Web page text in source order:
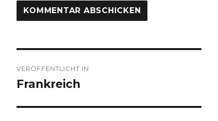
VERÖFFENTLICHT IN
Frankreich